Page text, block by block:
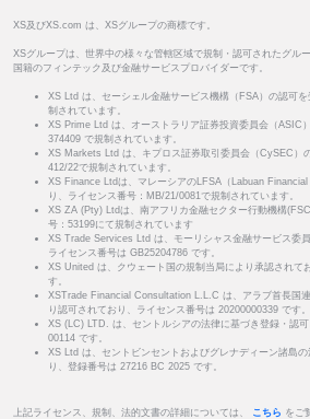
XS及びXS.com は、XSグループの商標です。
XSグループは、世界中の様々な管轄区域で規制・認可されたグル
国籍のフィンテック及び金融サービスプロバイダーです。
XS Ltd は、セーシェル金融サービス機構（FSA）の認可
制されています。
XS Prime Ltd は、オーストラリア証券投資委員会（ASIC
374409 で規制されています。
XS Markets Ltd は、キプロス証券取引委員会（CySEC）
412/22で規制されています。
XS Finance Ltdは、マレーシアのLFSA（Labuan
り、ライセンス番号：MB/21/0081で規制されています。
XS ZA (Pty) Ltdは、南アフリカ金融セクター行動機構
号：53199にて規制されています
XS Trade Services Ltd は、モーリシャス金融サービス委
ライセンス番号は GB25204786 です。
XS United は、クウェート国の規制当局により承認されて
す。
XSTrade Financial Consultation L.L.C は、アラブ首長国
り認可されており、ライセンス番号は 20200000339 です。
XS (LC) LTD. は、セントルシアの法律に基づき登録・認
00114 です。
XS Ltd は、セントビンセントおよびグレナディーン諸島
り、登録番号は 27216 BC 2025 です。
上記ライセンス、規制、法的文書の詳細については、 こちら をご